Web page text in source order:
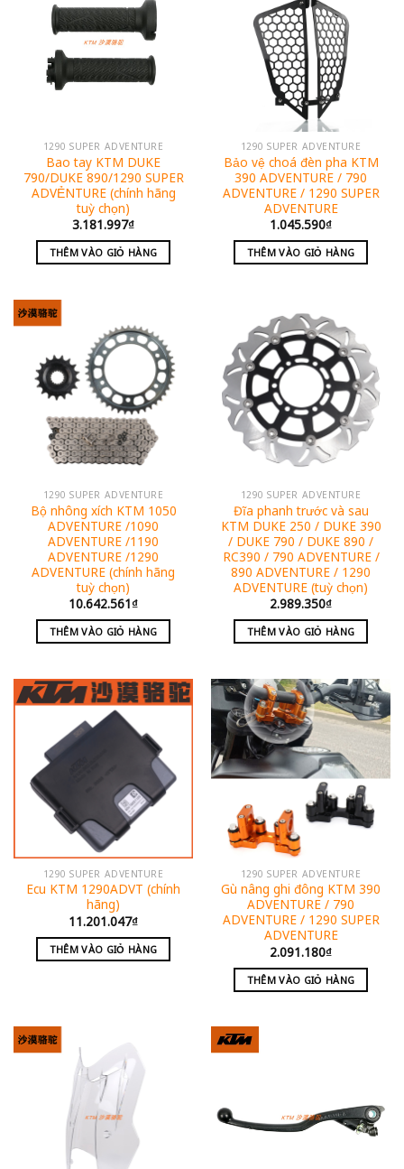
1290 SUPER ADVENTURE
Bao tay KTM DUKE
790/DUKE 890/1290 SUPER
ADVẺNTURE (chính hãng
tuỳ chọn)
3.181.997₫
THÊM VÀO GIỎ HÀNG
1290 SUPER ADVENTURE
Bảo vệ choá đèn pha KTM
390 ADVENTURE / 790
ADVENTURE / 1290 SUPER
ADVENTURE
1.045.590₫
THÊM VÀO GIỎ HÀNG
1290 SUPER ADVENTURE
Bộ nhông xích KTM 1050
ADVENTURE /1090
ADVENTURE /1190
ADVENTURE /1290
ADVENTURE (chính hãng
tuỳ chọn)
10.642.561₫
THÊM VÀO GIỎ HÀNG
1290 SUPER ADVENTURE
Đĩa phanh trước và sau
KTM DUKE 250 / DUKE 390
/ DUKE 790 / DUKE 890 /
RC390 / 790 ADVENTURE /
890 ADVENTURE / 1290
ADVENTURE (tuỳ chọn)
2.989.350₫
THÊM VÀO GIỎ HÀNG
1290 SUPER ADVENTURE
Ecu KTM 1290ADVT (chính
hãng)
11.201.047₫
THÊM VÀO GIỎ HÀNG
1290 SUPER ADVENTURE
Gù nâng ghi đông KTM 390
ADVENTURE / 790
ADVENTURE / 1290 SUPER
ADVENTURE
2.091.180₫
THÊM VÀO GIỎ HÀNG